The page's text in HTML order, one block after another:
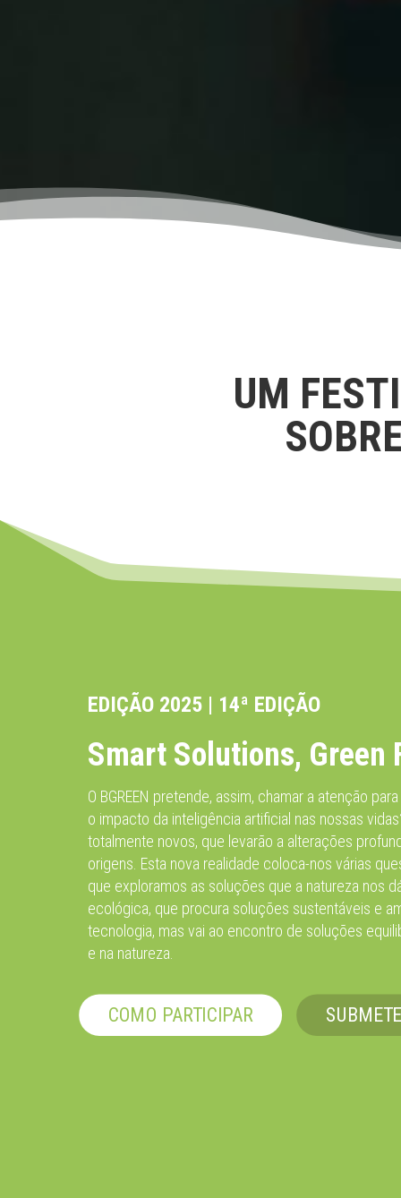
UM
EDIÇÃO 2025 | 14ª EDIÇÃO
Smart Solutions, Green
O BGREEN pretende, assim, chamar a atenção
o impacto da inteligência artificial nas nossas
totalmente novos, que levarão a alterações
origens. Esta nova realidade coloca-nos várias
que exploramos as soluções que a natureza nos
ecológica, que procura soluções sustentáveis e
tecnologia, mas vai ao encontro de soluções
e na natureza.
COMO PARTICIPAR